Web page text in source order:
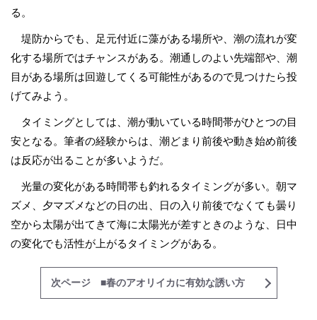
る。
堤防からでも、足元付近に藻がある場所や、潮の流れが変
化する場所ではチャンスがある。潮通しのよい先端部や、潮
目がある場所は回遊してくる可能性があるので見つけたら投
げてみよう。
タイミングとしては、潮が動いている時間帯がひとつの目
安となる。筆者の経験からは、潮どまり前後や動き始め前後
は反応が出ることが多いようだ。
光量の変化がある時間帯も釣れるタイミングが多い。朝マ
ズメ、夕マズメなどの日の出、日の入り前後でなくても曇り
空から太陽が出てきて海に太陽光が差すときのような、日中
の変化でも活性が上がるタイミングがある。
次ページ ■春のアオリイカに有効な誘い方